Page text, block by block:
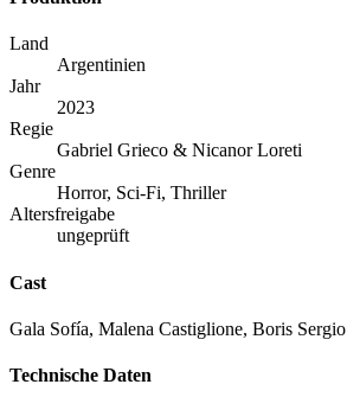
Land
Argentinien
Jahr
2023
Regie
Gabriel Grieco & Nicanor Loreti
Genre
Horror, Sci-Fi, Thriller
Altersfreigabe
ungeprüft
Cast
Gala Sofía, Malena Castiglione, Boris Sergio
Technische Daten